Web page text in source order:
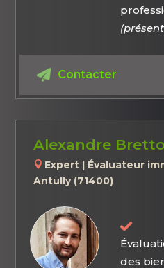
Contacter
Alexandre
Expert | Évaluateur
Antully (71400)
des